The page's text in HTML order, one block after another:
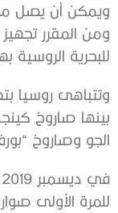
ويمكن أن يصل
ومن المقرر
للبحرية الروسية
وتتباهى روسيا
بينها صاروخ
الجو وصاروخ
للمرة الأولى